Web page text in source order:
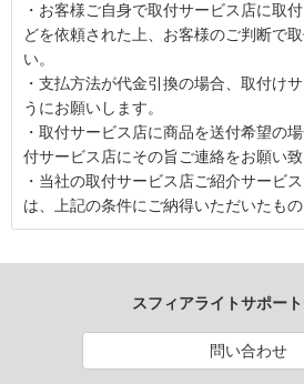
・お客様ご自身で取付サービス店に取
どを依頼された上、お客様のご判断で
い。
・支払方法が代金引換の場合、取付け
うにお願いします。
・取付サービス店に商品を送付希望の
付サービス店にその旨ご連絡をお願い致
・当社の取付サービス店ご紹介サービ
は、上記の条件にご納得いただいたもの
スフィアライトサポー
問い合わせ